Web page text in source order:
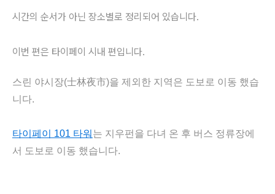
시간의 순서가 아닌 장소별로 정리되어 있습니다.
이번 편은 타이페이 시내 편입니다.
스린 야시장(士林夜市)을 제외한 지역은 도보로 이동 했습
니다.
타이페이 101 타워 는 지우펀을 다녀 온 후 버스 정류장에
서 도보로 이동 했습니다.